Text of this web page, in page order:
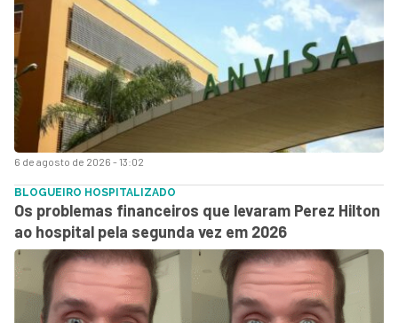
6 de agosto de 2026 - 13:02
BLOGUEIRO HOSPITALIZADO
Os problemas financeiros que levaram Perez Hilton
ao hospital pela segunda vez em 2026